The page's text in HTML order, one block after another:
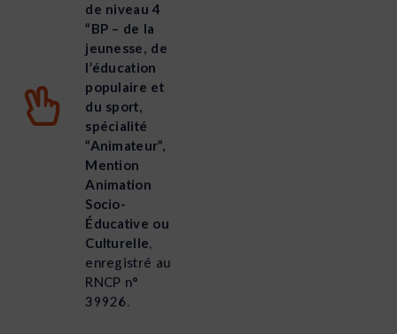
de niveau 4
“BP – de la
jeunesse, de
l’éducation
populaire et
du sport,
spécialité
“Animateur”,
Mention
Animation
Socio-
Éducative ou
Culturelle,
enregistré au
RNCP n°
39926.